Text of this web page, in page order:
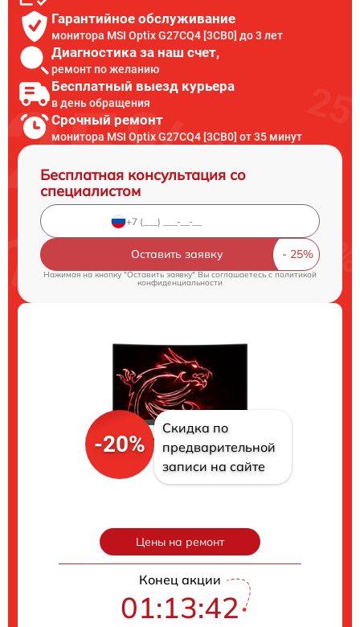
Гарантийное обслуживание
монитора MSI Optix G27CQ4 [3CB0] до 3 лет
Диагностика за наш счет,
ремонт по желанию
Бесплатный выезд курьера
в день обращения
Срочный ремонт
монитора MSI Optix G27CQ4 [3CB0] от 35 минут
Бесплатная консультация со
специалистом
Оставить заявку
Нажимая на кнопку "Оставить заявку" Вы соглашаетесь cполитикой
конфиденциальности
-20%
Скидка по
предварительной
записи на сайте
Цены на ремонт
Конец акции
01:13:41